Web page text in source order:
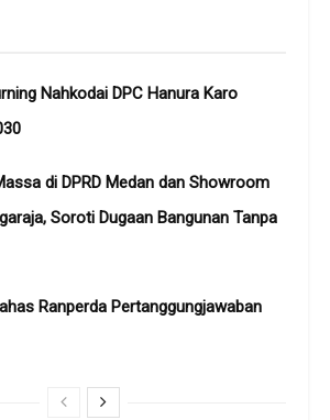
Nahkodai DPC Hanura Karo
di DPRD Medan dan Showroom
Soroti Dugaan Bangunan Tanpa
Ranperda Pertanggungjawaban